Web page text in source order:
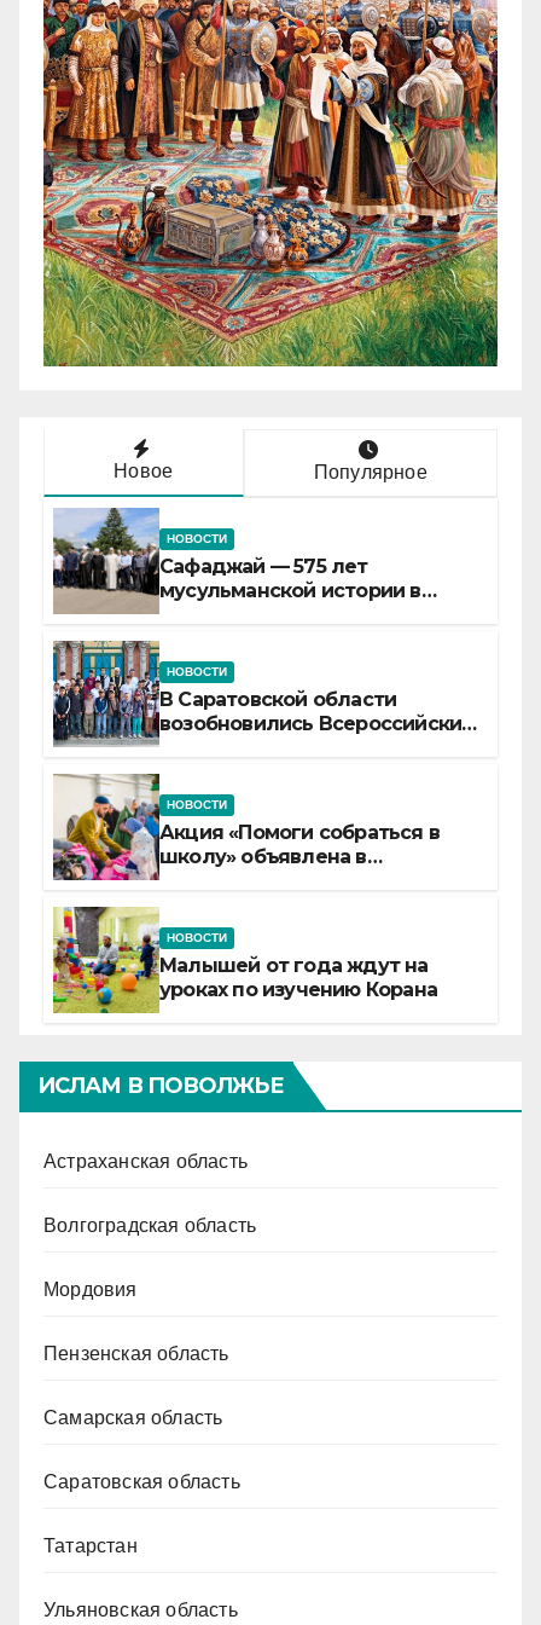
Новое Популярное
НОВОСТИ
Сафаджай — 575 лет
мусульманской истории в
НОВОСТИ
В Саратовской области
возобновились Всероссийские
НОВОСТИ
Акция «Помоги собраться в
школу» объявлена в
НОВОСТИ
Малышей от года ждут на
уроках по изучению Корана
ИСЛАМ В ПОВОЛЖЬЕ
Астраханская область
Волгоградская область
Мордовия
Пензенская область
Самарская область
Саратовская область
Татарстан
Ульяновская область